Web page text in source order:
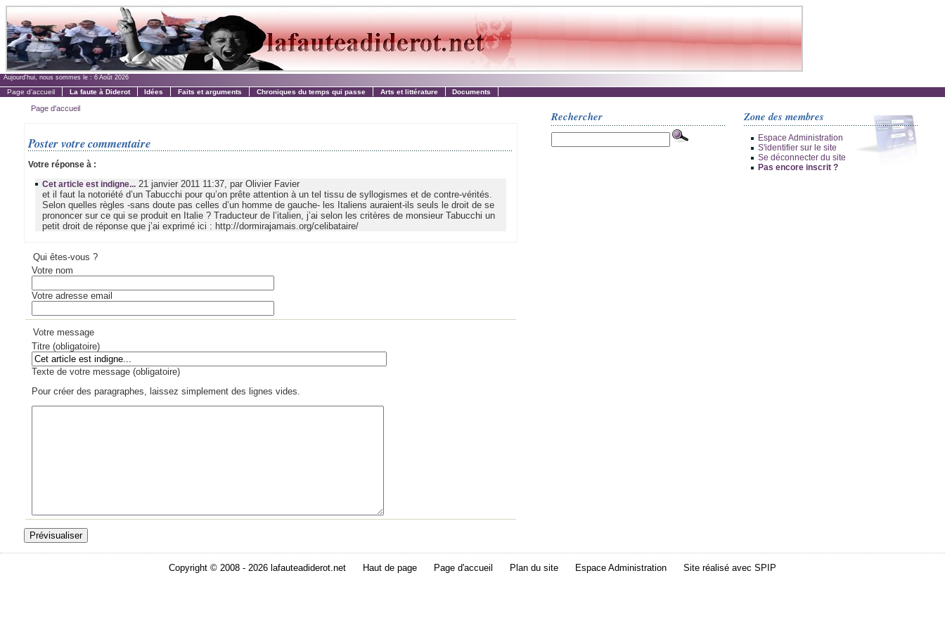
Aujourd'hui, nous sommes le : 6 Août 2026
Page d'accueil La faute à Diderot Idées Faits et arguments Chroniques du temps qui passe Arts et littérature Documents
Page d'accueil
Poster votre commentaire
Votre réponse à :
Cet article est indigne...21 janvier 2011 11:37, par Olivier Favier
et il faut la notoriété d’un Tabucchi pour qu’on prête attention à un tel tissu de syllogismes et de contre-vérités.
Selon quelles règles -sans doute pas celles d’un homme de gauche- les Italiens auraient-ils seuls le droit de se
prononcer sur ce qui se produit en Italie ? Traducteur de l’italien, j’ai selon les critères de monsieur Tabucchi un
petit droit de réponse que j’ai exprimé ici : http://dormirajamais.org/celibataire/
Qui êtes-vous ?
Votre nom
Votre adresse email
Votre message
Titre (obligatoire)
Texte de votre message (obligatoire)
Pour créer des paragraphes, laissez simplement des lignes vides.
Zone des membres
Espace Administration
S'identifier sur le site
Se déconnecter du site
Pas encore inscrit ?
Rechercher
Copyright © 2008 - 2026 lafauteadiderot.net Haut de page Page d'accueil Plan du site Espace Administration Site réalisé avec SPIP